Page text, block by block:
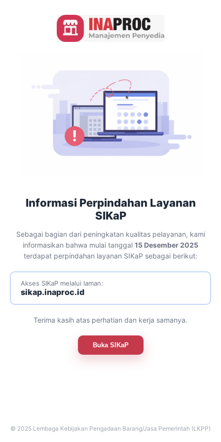
Informasi Perpindahan Layanan
SIKaP
Sebagai bagian dari peningkatan kualitas pelayanan, kami
informasikan bahwa mulai tanggal 15 Desember 2025
terdapat perpindahan layanan SIKaP sebagai berikut:
Akses SIKaP melalui laman:
sikap.inaproc.id
Terima kasih atas perhatian dan kerja samanya.
Buka SIKaP
© 2025 Lembaga Kebijakan Pengadaan Barang/Jasa Pemerintah (LKPP)